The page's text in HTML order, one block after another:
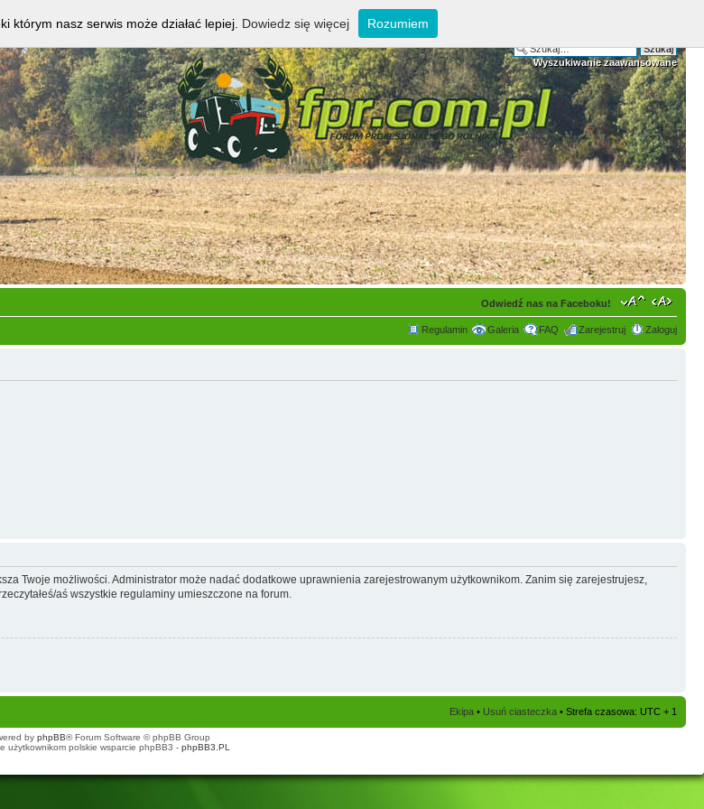
Wyszukiwanie zaawansowane
Odwiedź nas na Faceboku!
Regulamin Galeria FAQ Zarejestruj Zaloguj
Twoje możliwości. Administrator może nadać dodatkowe uprawnienia zarejestrowanym użytkownikom. Zanim się zarejestrujesz,
aś wszystkie regulaminy umieszczone na forum.
Ekipa • Usuń ciasteczka • Strefa czasowa: UTC + 1
by phpBB® Forum Software © phpBB Group
użytkownikom polskie wsparcie phpBB3 - phpBB3.PL
którym nasz serwis może działać lepiej. Dowiedz się więcej Rozumiem